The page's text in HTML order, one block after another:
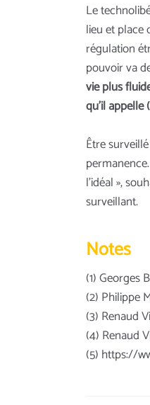
Le
lieu et place
régulation
pouvoir va
vie plus
qu’il
Être
l’idéal »,
surveillant.
Notes
(1) Georges
(2) Philippe
(3) Renaud
(4) Renaud
(5) https://